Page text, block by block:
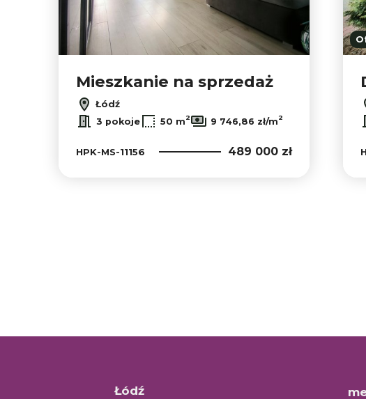
Mieszkanie na sprzedaż
Łódź
3 pokoje 50 m2 9 746,86 zł/m2
HPK-MS-11156 489 000 zł
Łódź